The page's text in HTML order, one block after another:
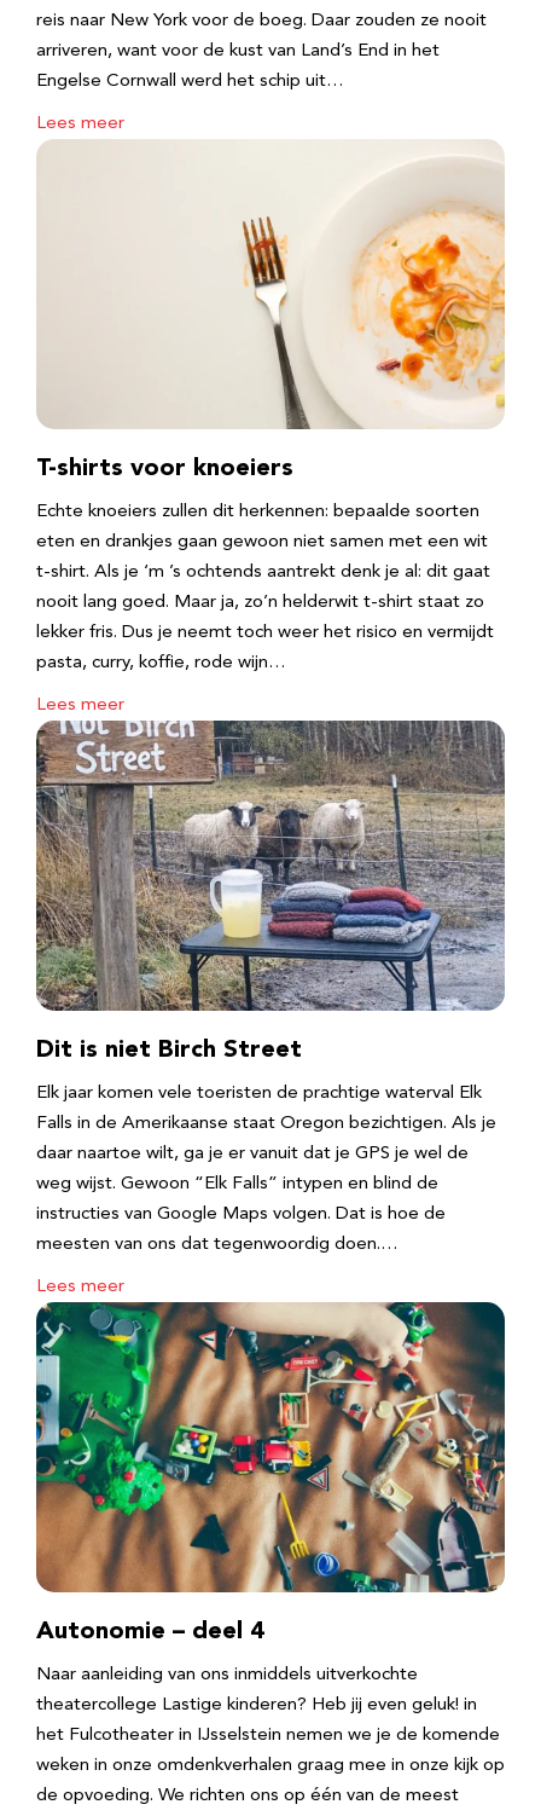
reis naar New York voor de boeg. Daar zouden ze nooit
arriveren, want voor de kust van Land’s End in het
Engelse Cornwall werd het schip uit…
Lees meer
T-shirts voor knoeiers
Echte knoeiers zullen dit herkennen: bepaalde soorten
eten en drankjes gaan gewoon niet samen met een wit
t-shirt. Als je ‘m ’s ochtends aantrekt denk je al: dit gaat
nooit lang goed. Maar ja, zo’n helderwit t-shirt staat zo
lekker fris. Dus je neemt toch weer het risico en vermijdt
pasta, curry, koffie, rode wijn…
Lees meer
Dit is niet Birch Street
Elk jaar komen vele toeristen de prachtige waterval Elk
Falls in de Amerikaanse staat Oregon bezichtigen. Als je
daar naartoe wilt, ga je er vanuit dat je GPS je wel de
weg wijst. Gewoon “Elk Falls” intypen en blind de
instructies van Google Maps volgen. Dat is hoe de
meesten van ons dat tegenwoordig doen.…
Lees meer
Autonomie – deel 4
Naar aanleiding van ons inmiddels uitverkochte
theatercollege Lastige kinderen? Heb jij even geluk! in
het Fulcotheater in IJsselstein nemen we je de komende
weken in onze omdenkverhalen graag mee in onze kijk op
de opvoeding. We richten ons op één van de meest